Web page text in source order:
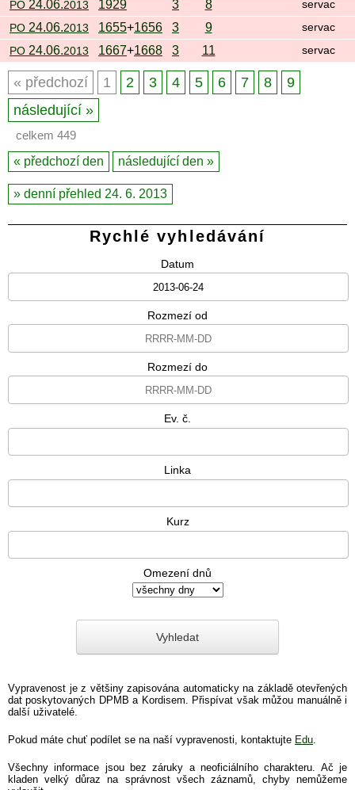
PO 24.06.2013 1929 3 8 servac
PO 24.06.2013 1655+1656 3 9 servac
PO 24.06.2013 1667+1668 3 11 servac
předchozí 1 2 3 4 5 6 7 8
9
následující
celkem 449
předchozí den následující den
denní přehled 24. 6. 2013
Rychlé vyhledávání
Datum
Rozmezí od
Rozmezí do
Ev. č.
Linka
Kurz
Omezení dnů
Vypravenost je z většiny zapisována automaticky na základě otevřených
dat poskytovaných DPMB a Kordisem. Přispívat však můžou manuálně i
další uživatelé.
Pokud máte chuť podílet se na naší vypravenosti, kontaktujte Edu
Všechny informace jsou bez záruky a neoficiálního charakteru. Ač je
kladen velký důraz na správnost všech záznamů, chyby nemůžeme